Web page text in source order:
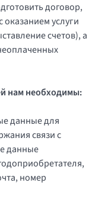
договор,
оказанием услуги
счетов), а
нам необходимы:
данные для
связи с
данные
номер